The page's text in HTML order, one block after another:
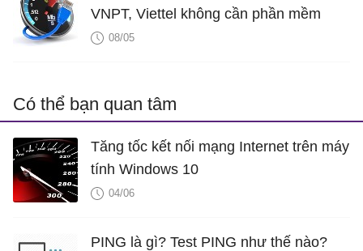
VNPT, Viettel không cần phần mềm
08/05
Có thể bạn quan tâm
Tăng tốc kết nối mạng Internet trên máy
tính Windows 10
04/06
PING là gì? Test PING như thế nào?